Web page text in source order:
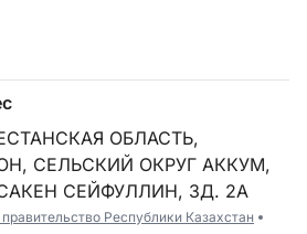
ОБЛАСТЬ,
СЕЛЬСКИЙ ОКРУГ АККУМ,
СЕЙФУЛЛИН, ЗД. 2А
Республики Казахстан